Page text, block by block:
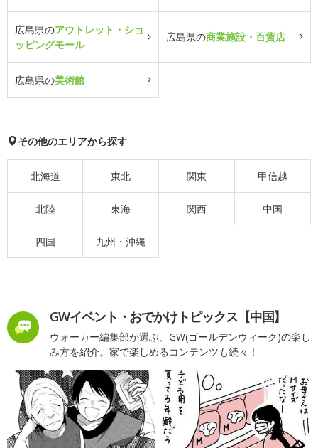
広島県のアウトレット・ショ
ッピングモール
広島県の商業施設・百貨店
広島県の美術館
その他のエリアから探す
北海道 東北 関東 甲信越
北陸 東海 関西 中国
四国 九州・沖縄
GWイベント・おでかけトピックス【中国】
ウォーカー編集部が選ぶ、GW(ゴールデンウィーク)の楽し
み方を紹介。家で楽しめるコンテンツも続々！